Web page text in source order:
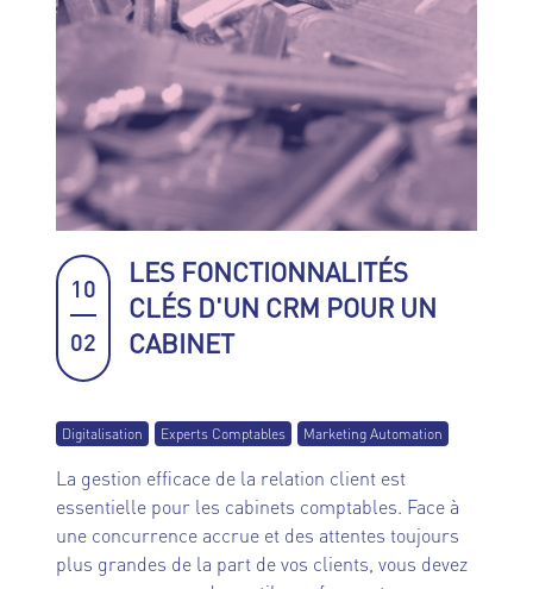
10
02
LES FONCTIONNALITÉS
CLÉS D'UN CRM POUR UN
CABINET
Digitalisation Experts Comptables Marketing Automation
La gestion efficace de la relation client est
essentielle pour les cabinets comptables. Face à
une concurrence accrue et des attentes toujours
plus grandes de la part de vos clients, vous devez